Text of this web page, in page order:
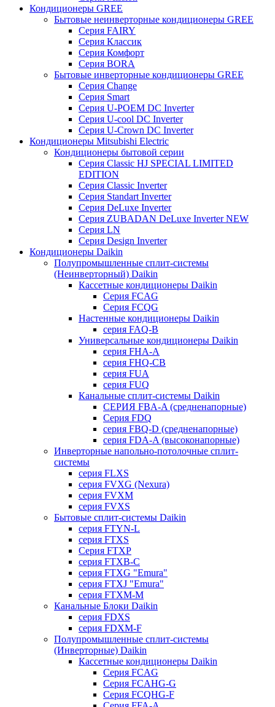
Кондиционеры GREE
Бытовые неинверторные кондиционеры GREE
Серия FAIRY
Серия Классик
Серия Комфорт
Серия BORA
Бытовые инверторные кондиционеры GREE
Серия Change
Серия Smart
Серия U-POEM DC Inverter
Серия U-cool DC Inverter
Серия U-Crown DC Inverter
Кондиционеры Mitsubishi Electric
Кондиционеры бытовой серии
Серия Classic HJ SPECIAL LIMITED
EDITION
Серия Classic Inverter
Серия Standart Inverter
Серия DeLuxe Inverter
Серия ZUBADAN DeLuxe Inverter NEW
Серия LN
Серия Design Inverter
Кондиционеры Daikin
Полупромышленные сплит-системы
(Неинверторный) Daikin
Кассетные кондиционеры Daikin
Серия FCAG
Серия FCQG
Настенные кондиционеры Daikin
серия FAQ-B
Универсальные кондиционеры Daikin
серия FHA-A
серия FHQ-CB
серия FUA
серия FUQ
Канальные сплит-системы Daikin
СЕРИЯ FBA-A (средненапорные)
Серия FDQ
серия FBQ-D (средненапорные)
серия FDA-A (высоконапорные)
Инверторные напольно-потолочные сплит-
системы
серия FLXS
серия FVXG (Nexura)
серия FVXM
серия FVXS
Бытовые сплит-системы Daikin
серия FTYN-L
серия FTXS
Серия FTXP
серия FTXB-C
серия FTXG "Emura"
серия FTXJ "Emura"
серия FTXM-M
Канальные Блоки Daikin
серия FDXS
серия FDXM-F
Полупромышленные сплит-системы
(Инверторные) Daikin
Кассетные кондиционеры Daikin
Серия FCAG
Серия FCAHG-G
Серия FCQHG-F